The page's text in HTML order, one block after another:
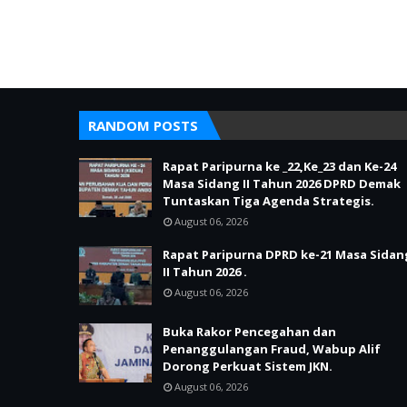
RANDOM POSTS
Rapat Paripurna ke _22,Ke_23 dan Ke-24
Masa Sidang II Tahun 2026 DPRD Demak
Tuntaskan Tiga Agenda Strategis.
August 06, 2026
Rapat Paripurna DPRD ke-21 Masa
II Tahun 2026 .
August 06, 2026
Buka Rakor Pencegahan dan
Penanggulangan Fraud, Wabup Alif
Dorong Perkuat Sistem JKN.
August 06, 2026